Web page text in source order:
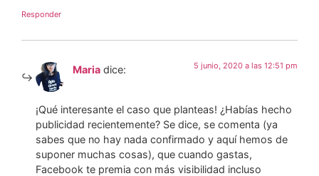
Responder
Maria dice: 5 junio, 2020 a las 12:51 pm
¡Qué interesante el caso que planteas! ¿Habías hecho
publicidad recientemente? Se dice, se comenta (ya
sabes que no hay nada confirmado y aquí hemos de
suponer muchas cosas), que cuando gastas,
Facebook te premia con más visibilidad incluso